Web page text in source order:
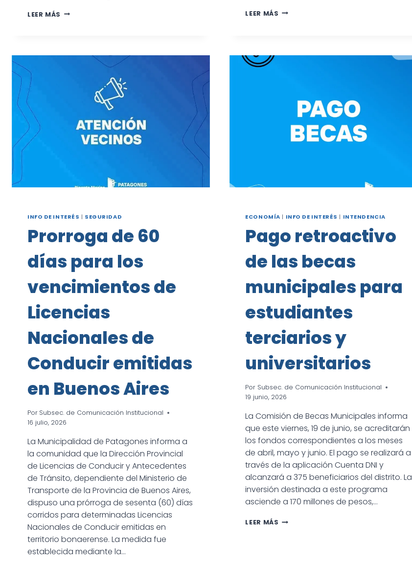
LEER MÁS ABIERTA
CAPACITACIONES
CARMEN
LEER MÁS LA
PROFESIONALES
INCORPORÓ
CENTROS
INFO DE INTERÉS | SEGURIDAD
Prorroga de 60
días para los
vencimientos de
Licencias
Nacionales de
Conducir emitidas
en Buenos Aires
Por Subsec. de Comunicación Institucional
16 julio, 2026
La Municipalidad de Patagones informa a
la comunidad que la Dirección Provincial
de Licencias de Conducir y Antecedentes
de Tránsito, dependiente del Ministerio de
Transporte de la Provincia de Buenos Aires,
dispuso una prórroga de sesenta (60) días
corridos para determinadas Licencias
Nacionales de Conducir emitidas en
territorio bonaerense. La medida fue
establecida mediante la…
ECONOMÍA | INFO DE INTERÉS | INTENDENCIA
Pago retroactivo
de las becas
municipales para
estudiantes
terciarios y
universitarios
Por Subsec. de Comunicación Institucional
19 junio, 2026
La Comisión de Becas Municipales informa
que este viernes, 19 de junio, se acreditarán
los fondos correspondientes a los meses
de abril, mayo y junio. El pago se realizará a
través de la aplicación Cuenta DNI y
alcanzará a 375 beneficiarios del distrito. La
inversión destinada a este programa
asciende a 170 millones de pesos,…
LEER MÁS PAGO